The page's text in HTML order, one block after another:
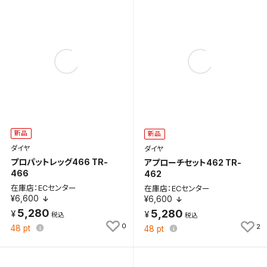
新品
ダイヤ
プロパットレッグ466 TR-
466
在庫店：ECセンター
¥6,600
5,280
48 pt 0
新品
ダイヤ
アプローチセット462 TR-
462
在庫店：ECセンター
¥6,600
5,280
48 pt 2